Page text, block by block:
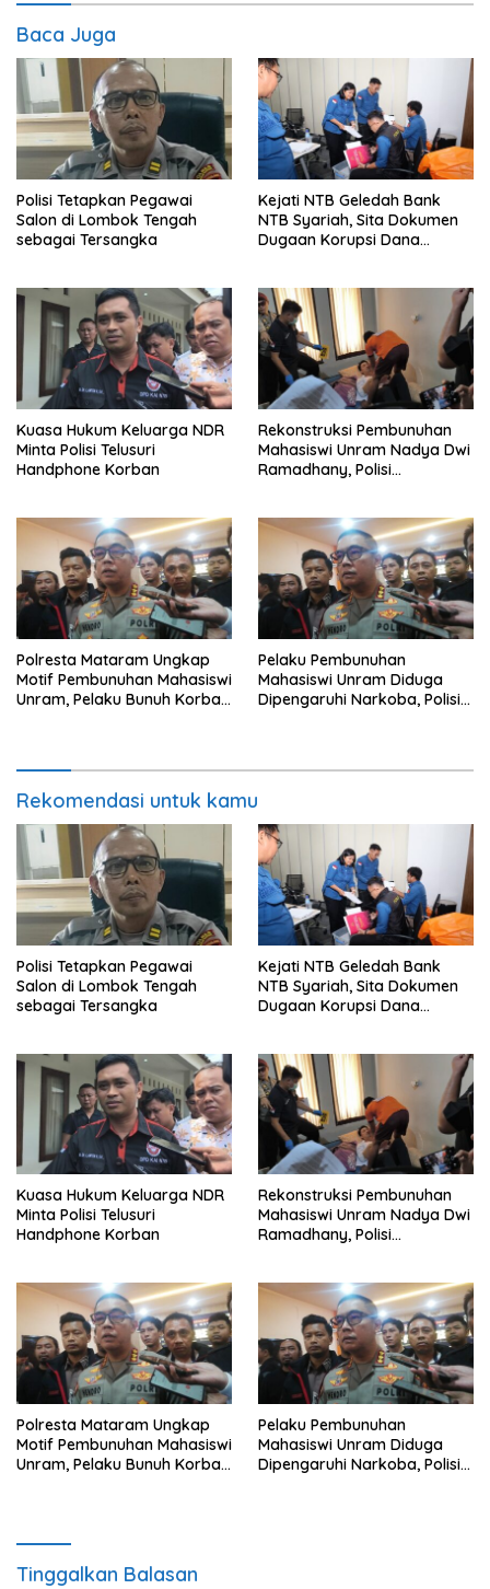
Baca Juga
Polisi Tetapkan Pegawai
Salon di Lombok Tengah
sebagai Tersangka
Kejati NTB Geledah Bank
NTB Syariah, Sita Dokumen
Dugaan Korupsi Dana
Kuasa Hukum Keluarga NDR
Minta Polisi Telusuri
Handphone Korban
Rekonstruksi Pembunuhan
Mahasiswi Unram Nadya Dwi
Ramadhany, Polisi
Polresta Mataram Ungkap
Motif Pembunuhan Mahasiswi
Unram, Pelaku Bunuh Korban
Pelaku Pembunuhan
Mahasiswi Unram Diduga
Dipengaruhi Narkoba, Polisi
Rekomendasi untuk kamu
Polisi Tetapkan Pegawai
Salon di Lombok Tengah
sebagai Tersangka
Kejati NTB Geledah Bank
NTB Syariah, Sita Dokumen
Dugaan Korupsi Dana
Kuasa Hukum Keluarga NDR
Minta Polisi Telusuri
Handphone Korban
Rekonstruksi Pembunuhan
Mahasiswi Unram Nadya Dwi
Ramadhany, Polisi
Polresta Mataram Ungkap
Motif Pembunuhan Mahasiswi
Unram, Pelaku Bunuh Korban
Pelaku Pembunuhan
Mahasiswi Unram Diduga
Dipengaruhi Narkoba, Polisi
Tinggalkan Balasan